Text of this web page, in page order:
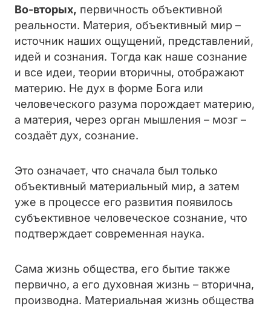
Во-вторых, первичность объективной
реальности. Материя, объективный мир –
источник наших ощущений, представлений,
идей и сознания. Тогда как наше сознание
и все идеи, теории вторичны, отображают
материю. Не дух в форме Бога или
человеческого разума порождает материю,
а материя, через орган мышления – мозг –
создаёт дух, сознание.
Это означает, что сначала был только
объективный материальный мир, а затем
уже в процессе его развития появилось
субъективное человеческое сознание, что
подтверждает современная наука.
Сама жизнь общества, его бытие также
первично, а его духовная жизнь – вторична,
производна. Материальная жизнь общества